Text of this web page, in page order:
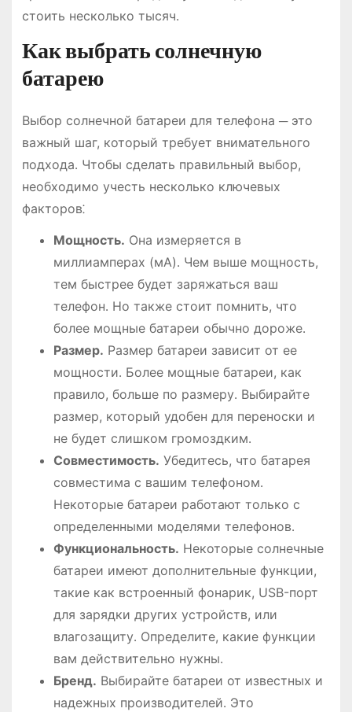
стоить несколько тысяч․
Как выбрать солнечную
батарею
Выбор солнечной батареи для телефона ─ это
важный шаг, который требует внимательного
подхода․ Чтобы сделать правильный выбор,
необходимо учесть несколько ключевых
факторов⁚
Мощность․ Она измеряется в
миллиамперах (мА)․ Чем выше мощность,
тем быстрее будет заряжаться ваш
телефон․ Но также стоит помнить, что
более мощные батареи обычно дороже․
Размер․ Размер батареи зависит от ее
мощности․ Более мощные батареи, как
правило, больше по размеру․ Выбирайте
размер, который удобен для переноски и
не будет слишком громоздким․
Совместимость․ Убедитесь, что батарея
совместима с вашим телефоном․
Некоторые батареи работают только с
определенными моделями телефонов․
Функциональность․ Некоторые солнечные
батареи имеют дополнительные функции,
такие как встроенный фонарик, USB-порт
для зарядки других устройств, или
влагозащиту․ Определите, какие функции
вам действительно нужны․
Бренд․ Выбирайте батареи от известных и
надежных производителей․ Это